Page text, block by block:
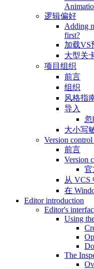
逻辑偏好
Adding
first?
加载VS
大型关
项目组织
前言
组织
风格指
导入
大小写
Version control
前言
Version
官
从 VCS
在
Editor introduction
Editor's
Using
The